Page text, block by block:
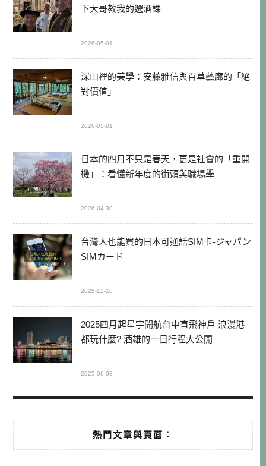
下大哥教我的選酒課
2026-05-01
深山裡的美學：安藤雅信與百草藝廊的「絕
對價值」
2026-05-01
日本的四月不只是春天，更是社會的「重開
機」：看懂新年度的街頭與職場學
2026-04-30
台灣人也能買的日本可通話SIM卡-ジャパン
SIMカード
2025-12-10
2025四月起星宇開航台中直飛神戶 浪漫港
都玩什麼? 酒雄的一日行程大公開
2025-06-08
熱門文章與頁面︰